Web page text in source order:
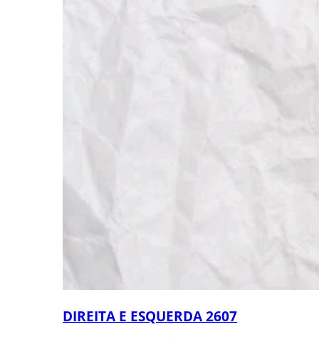
DIREITA E ESQUERDA 2607